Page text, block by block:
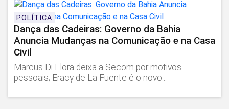
POLÍTICA
Dança das Cadeiras: Governo da Bahia
Anuncia Mudanças na Comunicação e na Casa
Civil
Marcus Di Flora deixa a Secom por motivos
pessoais; Eracy de La Fuente é o novo...